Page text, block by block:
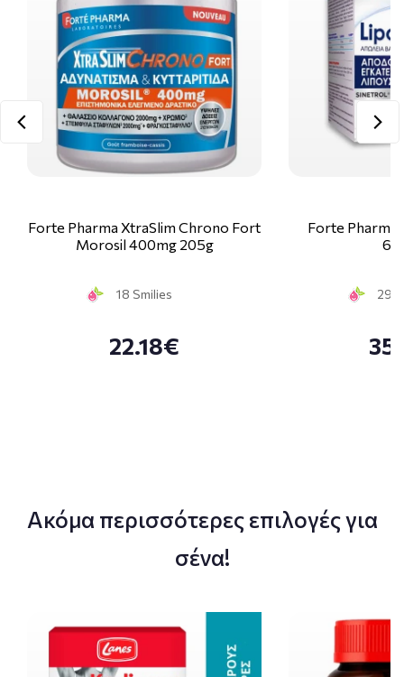
Forte Pharma XtraSlim Chrono Fort
Morosil 400mg 205g
18 Smilies
22.18€
Forte Pharma
29
Ακόμα περισσότερες επιλογές για
σένα!